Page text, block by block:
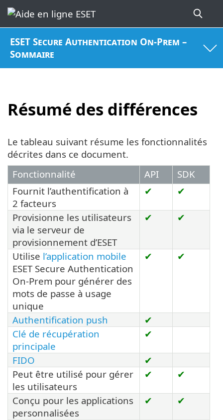
ESET Secure Authentication On-Prem –
Sommaire
Résumé des différences
Le tableau suivant résume les fonctionnalités
décrites dans ce document.
Fonctionnalité
API
SDK
Fournit l’authentification à
2 facteurs
✔ ✔
Provisionne les utilisateurs
via le serveur de
provisionnement d’ESET
✔ ✔
Utilise l’application mobile
ESET Secure Authentication
On-Prem pour générer des
mots de passe à usage
unique
✔ ✔
Authentification push
✔
Clé de récupération
principale
✔
FIDO
✔
Peut être utilisé pour gérer
les utilisateurs
✔ ✔
Conçu pour les applications
personnalisées
✔ ✔